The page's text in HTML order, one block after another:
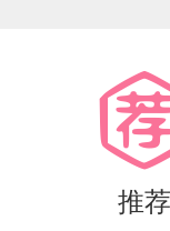
这个糙米
白：“这个
的。”艾
推荐